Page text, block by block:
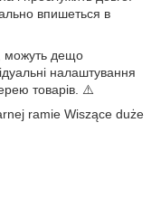
впишеться в
можуть дещо
налаштування
товарів. ⚠️